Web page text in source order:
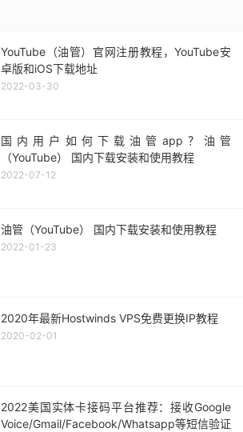
YouTube（油管）官网注册教程，YouTube安
卓版和iOS下载地址
2022-03-30
国内用户如何下载油管app？油管
（YouTube） 国内下载安装和使用教程
2022-07-12
油管（YouTube） 国内下载安装和使用教程
2022-01-23
2020年最新Hostwinds VPS免费更换IP教程
2020-02-01
2022美国实体卡接码平台推荐：接收Google
Voice/Gmail/Facebook/Whatsapp等短信验证